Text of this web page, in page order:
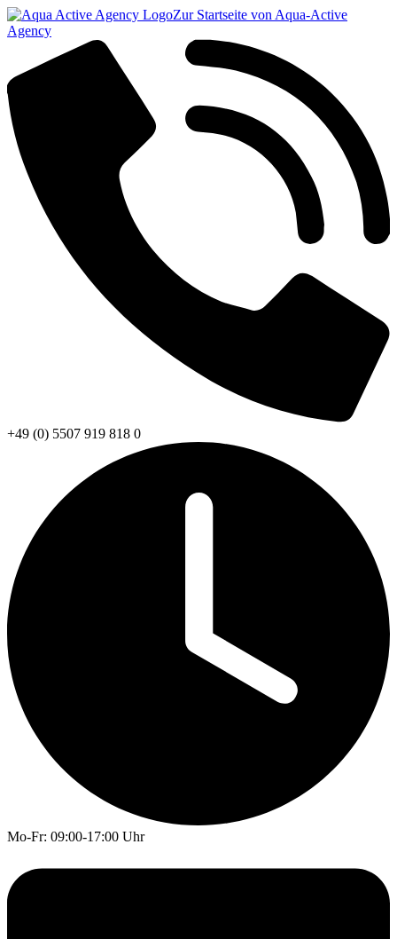
Zur Startseite von Aqua-Active
Agency
+49 (0) 5507 919 818 0
Mo-Fr: 09:00-17:00 Uhr